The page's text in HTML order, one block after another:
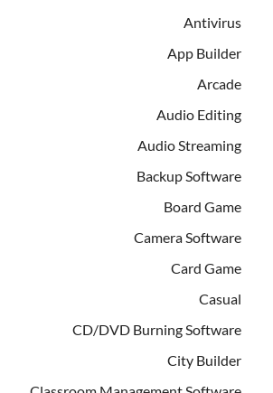
Antivirus
App Builder
Arcade
Audio Editing
Audio Streaming
Backup Software
Board Game
Camera Software
Card Game
Casual
CD/DVD Burning Software
City Builder